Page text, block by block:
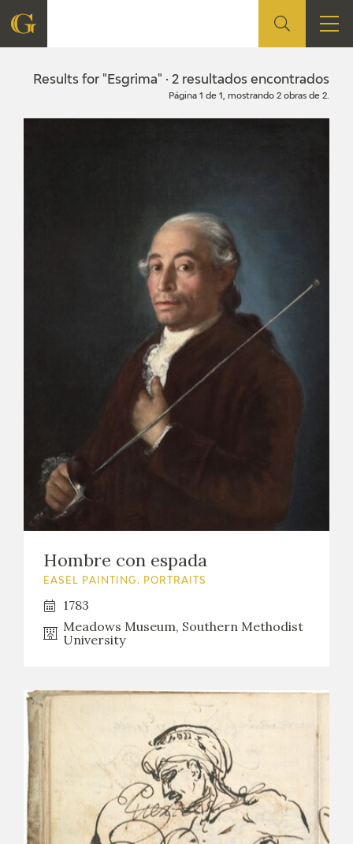
FOUNDATION
FRANCISCO DE GOYA
EL VIAJE DE GOYA
Results for "Esgrima" · 2 resultados encontrados
Página 1 de 1, mostrando 2 obras de 2.
Hombre con espada
EASEL PAINTING. PORTRAITS
1783
Meadows Museum, Southern Methodist
University